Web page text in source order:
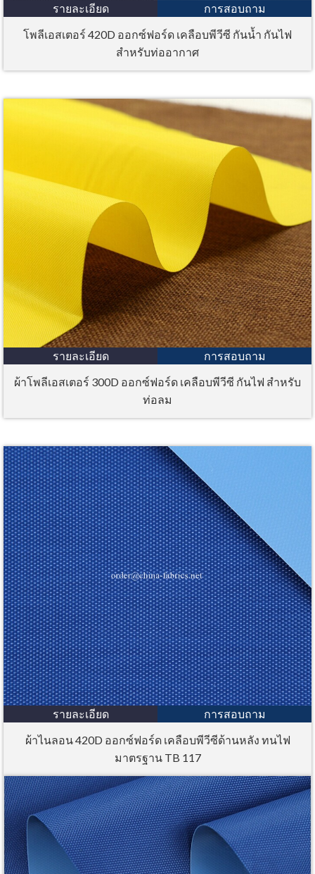
รายละเอียด
การสอบถาม
โพลีเอสเตอร์ 420D ออกซ์ฟอร์ด เคลือบพีวีซี กันน้ำ กันไฟ
สำหรับท่ออากาศ
รายละเอียด
การสอบถาม
ผ้าโพลีเอสเตอร์ 300D ออกซ์ฟอร์ด เคลือบพีวีซี กันไฟ สำหรับ
ท่อลม
รายละเอียด
การสอบถาม
ผ้าไนลอน 420D ออกซ์ฟอร์ด เคลือบพีวีซีด้านหลัง ทนไฟ
มาตรฐาน TB 117